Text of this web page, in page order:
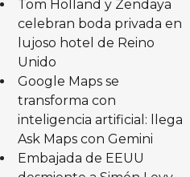
Tom Holland y Zendaya
celebran boda privada en
lujoso hotel de Reino
Unido
Google Maps se
transforma con
inteligencia artificial: llega
Ask Maps con Gemini
Embajada de EEUU